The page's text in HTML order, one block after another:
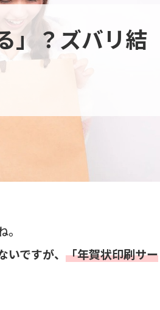
」？ズバリ結
ですが、 「年賀状印刷サー